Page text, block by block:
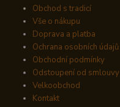
Obchod s tradicí
Vše o nákupu
Doprava a platba
Ochrana osobních údajů
Obchodní podmínky
Odstoupení od smlouvy
Velkoobchod
Kontakt